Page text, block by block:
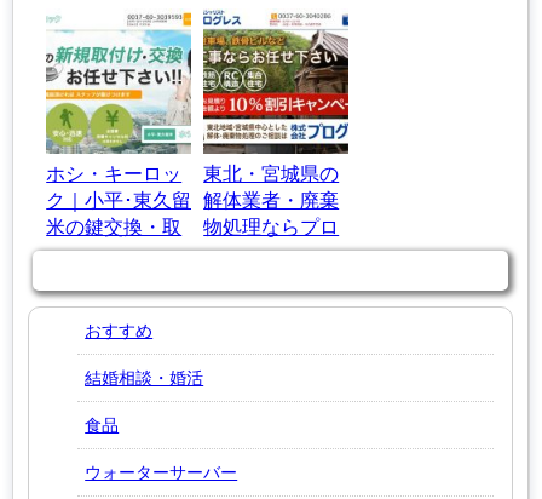
サージサロン
分の英語教室・
英会話スクール
ホシ・キーロッ
ク｜小平･東久留
米の鍵交換・取
付け1時間以内
東北・宮城県の
解体業者・廃棄
物処理ならプロ
グレスにお任
おすすめ
結婚相談・婚活
食品
ウォーターサーバー